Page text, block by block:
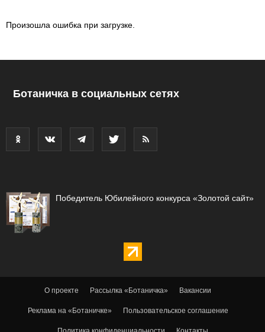
Произошла ошибка при загрузке.
Ботаничка в социальных сетях
Победитель Юбилейного конкурса «Золотой сайт»
О проекте Рассылка «Ботаничка» Вакансии
Реклама на «Ботаничке» Пользовательское соглашение